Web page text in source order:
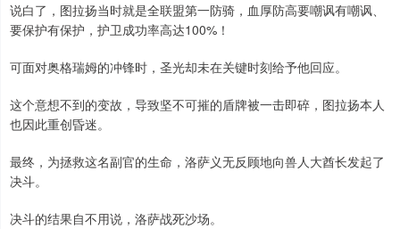
说白了，图拉扬当时就是全联盟第一防骑，血厚防高要嘲讽有嘲讽、
要保护有保护，护卫成功率高达100%！
可面对奥格瑞姆的冲锋时，圣光却未在关键时刻给予他回应。
这个意想不到的变故，导致坚不可摧的盾牌被一击即碎，图拉扬本人
也因此重创昏迷。
最终，为拯救这名副官的生命，洛萨义无反顾地向兽人大酋长发起了
决斗。
决斗的结果自不用说，洛萨战死沙场。